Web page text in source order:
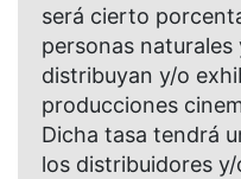
será cierto
personas naturales
distribuyan y/o
producciones
Dicha tasa tendrá
los distribuidores